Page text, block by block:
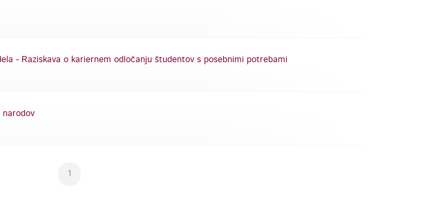
- Raziskava o kariernem odločanju študentov s posebnimi potrebami
narodov
1